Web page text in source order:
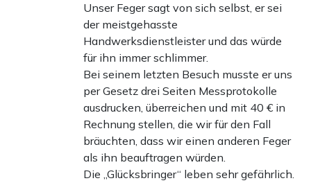
Unser Feger sagt von sich selbst, er sei
der meistgehasste
Handwerksdienstleister und das würde
für ihn immer schlimmer.
Bei seinem letzten Besuch musste er uns
per Gesetz drei Seiten Messprotokolle
ausdrucken, überreichen und mit 40 € in
Rechnung stellen, die wir für den Fall
bräuchten, dass wir einen anderen Feger
als ihn beauftragen würden.
Die „Glücksbringer“ leben sehr gefährlich.